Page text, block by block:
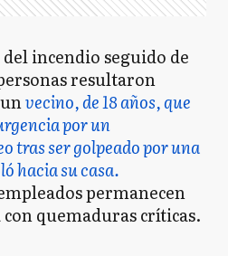
incendio seguido de
resultaron
vecino, de 18 años, que
por un
tras ser golpeado por una
hacia su casa.
permanecen
quemaduras críticas.